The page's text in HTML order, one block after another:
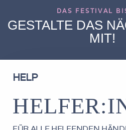
DAS FESTIVAL
GESTALTE DAS
MIT!
HELP